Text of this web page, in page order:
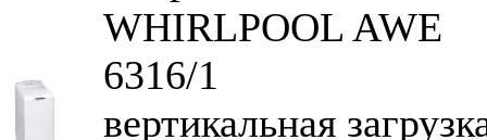
WHIRLPOOL AWE
6316/1
вертикальная